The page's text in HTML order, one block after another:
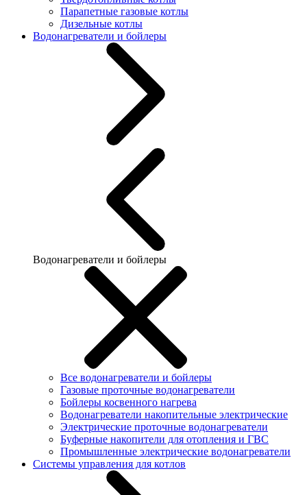
Парапетные газовые котлы
Дизельные котлы
Водонагреватели и бойлеры
Водонагреватели и бойлеры
Все водонагреватели и бойлеры
Газовые проточные водонагреватели
Бойлеры косвенного нагрева
Водонагреватели накопительные электрические
Электрические проточные водонагреватели
Буферные накопители для отопления и ГВС
Промышленные электрические водонагреватели
Системы управления для котлов